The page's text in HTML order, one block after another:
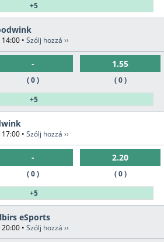
+5
• Szólj hozzá ››
-
( 0 )
1.55
( 0 )
+5
• Szólj hozzá ››
-
( 0 )
2.20
( 0 )
+5
eSports
• Szólj hozzá ››